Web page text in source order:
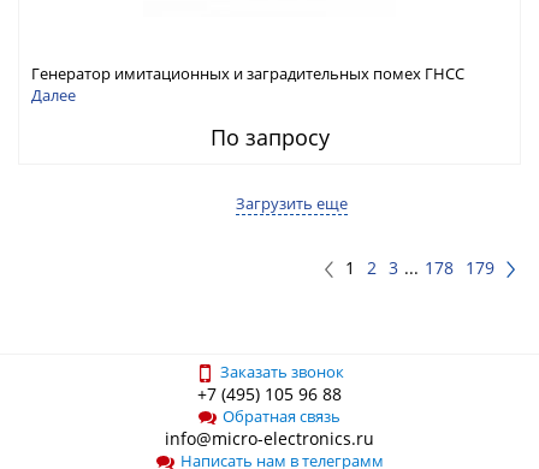
Генератор имитационных и заградительных помех ГНСС
RFТех ГНСП-4400
Далее
По запросу
Загрузить еще
1 2 3 ... 178 179
Заказать звонок
+7 (495) 105 96 88
Обратная связь
info@micro-electronics.ru
Написать нам в телеграмм